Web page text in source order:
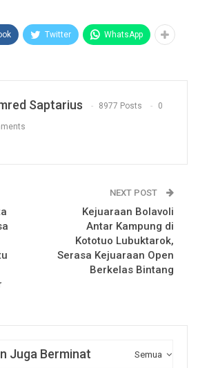
Twitter WhatsApp
Saptarius 8977 Posts 0
NEXT POST
Kejuaraan Bolavoli
Antar Kampung di
Kototuo Lubuktarok,
Serasa Kejuaraan Open
Berkelas Bintang
Semua
Juga Berminat